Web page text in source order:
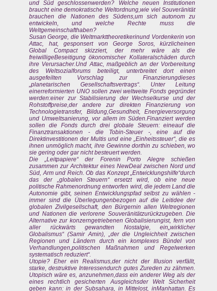
und Süd geschlossenwerden? Welche neuen Institutionen
braucht eine demokratische Weltordnung,wie viel Souveränität
brauchen die Nationen des Südens,um sich autonom zu
entwickeln, und welche Rechte muss die
Weltgemeinschafthaben?
Susan George, die Weltmarkttheoretikerinund Vordenkerin von
Attac, hat, gesponsert von George Soros, kürzlicheinen
Global Compact skizziert, der mehr wäre als die
freiwilligeBeseitigung ökonomischer Kollateralschäden durch
ihre Verursacher.Und Attac, maßgeblich an der Vorbereitung
des Weltsozialforums beteiligt, unterbreitet dort einen
ausgefeilten Vorschlag zur Finanzierungdieses
„planetarischen Gesellschaftsvertrags“. Unter Leitung
einerreformierten UNO sollen zwei weltweite Fonds gegründet
werden:einer zur Stabilisierung der Wechselkurse und der
Rohstoffpreise,der andere zur direkten Finanzierung von
Technologietransfer, Bildung,Gesundheit, Energieversorgung
und Umweltsanierung, vor allem im Süden.Finanziert werden
sollen die Fonds durch drei globale Steuern: eineauf die
Finanztransaktionen - die Tobin-Steuer -, eine auf die
Direktinvestitionen der Multis und eine „Einheitssteuer“, die es
ihnen unmöglich macht, ihre Gewinne dorthin zu schieben, wo
sie gering oder gar nicht besteuert werden.
Die „Leitpapiere“ der Forenin Porto Alegre schießen
zusammen zur Architektur eines NewDeal zwischen Nord und
Süd, Arm und Reich. Ob das Konzept „Entwicklungshilfe“durch
das der „globalen Steuern“ ersetzt wird, ob eine neue
politische Rahmenordnung entworfen wird, die jedem Land die
Autonomie gibt, seinen Entwicklungspfad selbst zu wählen -
immer sind die Überlegungenbezogen auf die Leitidee der
globalen Zivilgesellschaft, den Bürgernin allen Weltregionen
und Nationen die verlorene Souveränitätzurückzugeben. Die
Alternative zur konzerngetriebenen Globalisierungist, fern von
aller rückwärts gewandten Nostalgie, ein„wirklicher
Globalismus“ (Samir Amin), „der die Ungleichheit zwischen
Regionen und Ländern durch ein komplexes Bündel von
Verhandlungen,politischen Maßnahmen und Regelwerken
systematisch reduziert“.
Utopie? Eher ein Realismus,der nicht der Illusion verfällt,
starke, destruktive Interessendurch gutes Zureden zu zähmen.
Utopisch wäre es, anzunehmen,dass ein anderer Weg als der
eines rechtlich gesicherten Ausgleichsder Welt Sicherheit
geben kann: in der Subsahara, in Mittelost, inManhattan. Es